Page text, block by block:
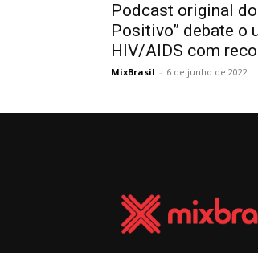
Podcast original
Positivo” debate o
HIV/AIDS com
MixBrasil - 6 de junho de 2022